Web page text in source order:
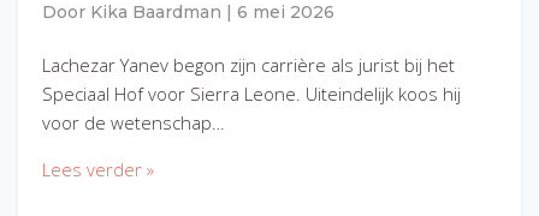
Door Kika Baardman 6 mei 2026
Lachezar Yanev begon zijn carrière als jurist bij het
Speciaal Hof voor Sierra Leone. Uiteindelijk koos hij
voor de wetenschap…
Lees verder »